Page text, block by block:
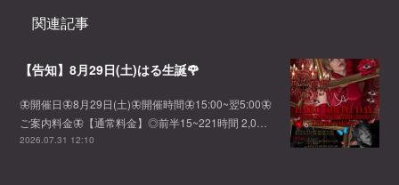
関連記事
【告知】8月29日(土)はる生誕🌹
🦋開催日🦋8月29日(土)🦋開催時間🦋15:00~翌5:00🦋
ご案内料金🦋【通常料金】◎前半15~221時間 2,0…
2026.07.31 12:10